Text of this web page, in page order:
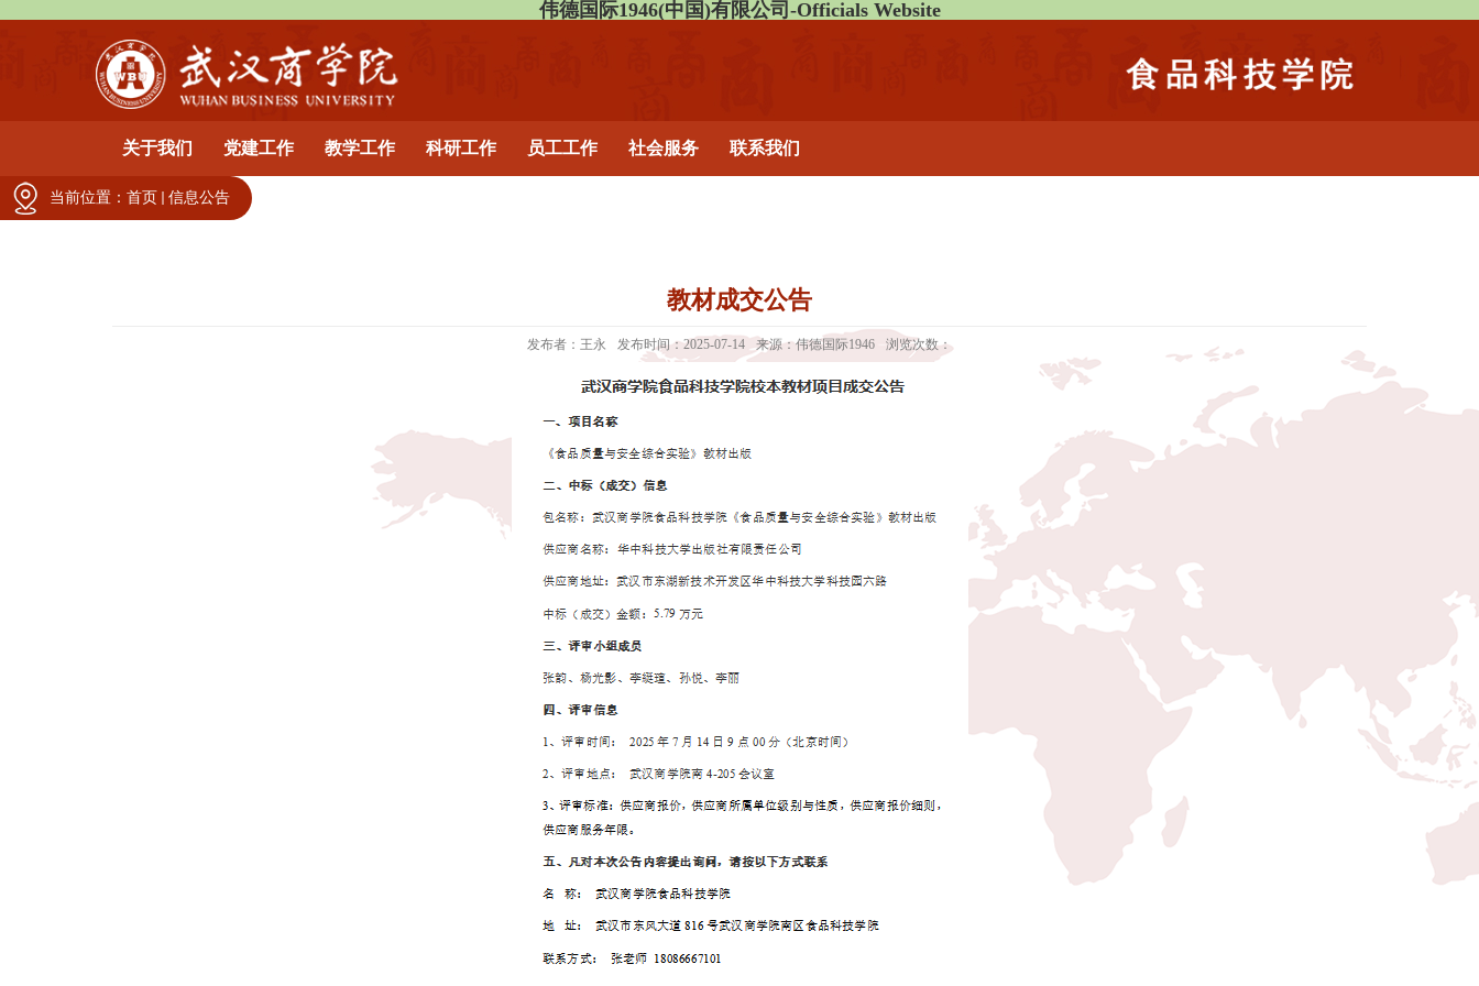
伟德国际1946(中国)有限公司-Officials Website
关于我们 党建工作 教学工作 科研工作 员工工作 社会服务 联系我们
教材成交公告
发布者：王永 发布时间：2025-07-14 来源：伟德国际1946 浏览次数：
当前位置： 首页 信息公告